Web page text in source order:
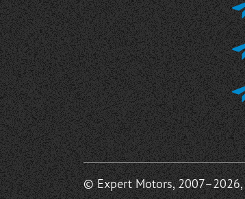
© Expert Motors, 2007–2026,